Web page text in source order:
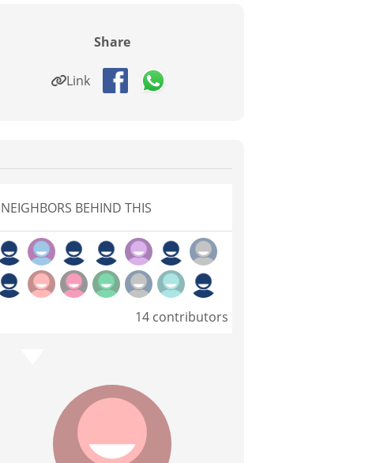
Share
Link
NEIGHBORS BEHIND THIS
14 contributors